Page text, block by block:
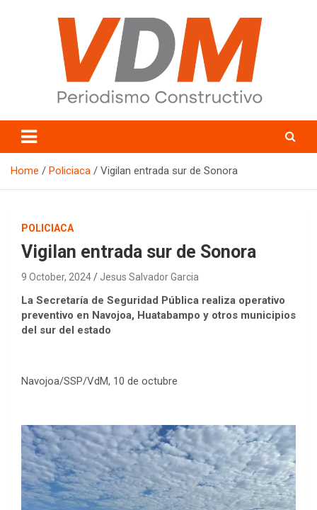
valledelmayo.com
Home Policiaca Vigilan entrada sur de Sonora
POLICIACA
Vigilan entrada sur de Sonora
9 October, 2024 Jesus Salvador Garcia
La Secretaría de Seguridad Pública realiza operativo
preventivo en Navojoa, Huatabampo y otros municipios
del sur del estado
Navojoa/SSP/VdM, 10 de octubre